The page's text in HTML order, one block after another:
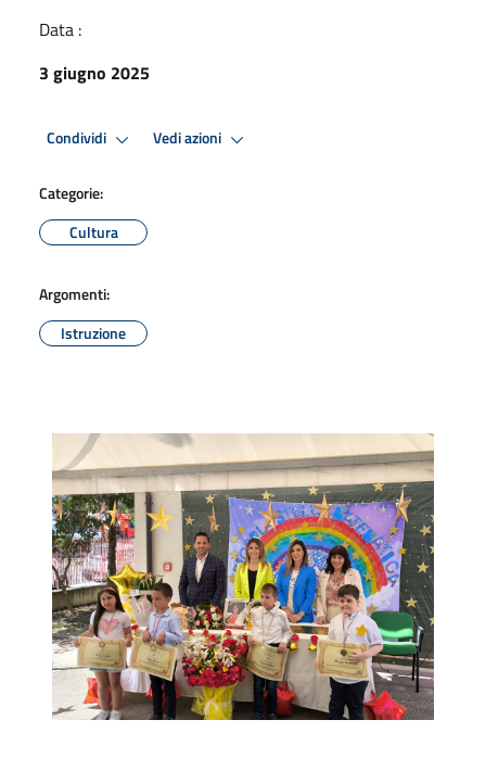
Data :
3 giugno 2025
Condividi Vedi azioni
Categorie:
Cultura
Argomenti:
Istruzione